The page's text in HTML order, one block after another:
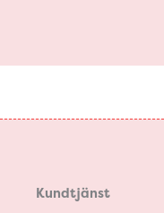
Kundtjänst